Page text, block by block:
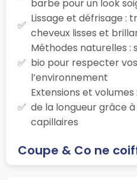
barbe pour un look
Lissage et défrisage :
cheveux lisses et
Méthodes naturelles :
bio pour respecter
l’environnement
Extensions et
de la longueur grâce
capillaires
Coupe & Co ne